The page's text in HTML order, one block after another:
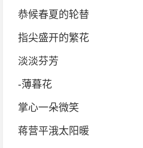
恭候春夏的轮替
指尖盛开的繁花
淡淡芬芳
-薄暮花
掌心一朵微笑
蒋营平涐太阳暖